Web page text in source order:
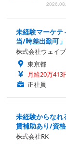
未経験マーケテ
当/時差出勤可」
株式会社ウェイブ
東京都
月給20万413
正社員
未経験からな
賃補助あり/資
株式会社RK